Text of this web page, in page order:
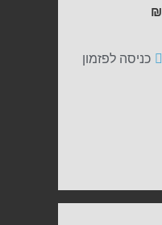
₪
כניסה לפזמון